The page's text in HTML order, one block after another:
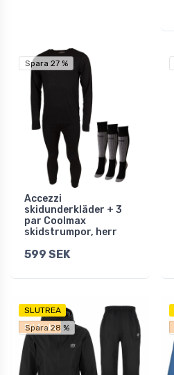
Spara 27 %
Accezzi
skidunderkläder + 3
par Coolmax
skidstrumpor, herr
599 SEK
SLUTREA
Fri frakt
Spara 28 %